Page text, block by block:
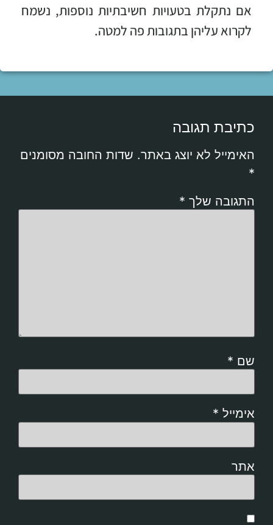
אם נתקלת בטעויות חשיבתיות נוספות, נשמח
לקרוא עליהן בתגובות פה למטה.
כתיבת תגובה
האימייל לא יוצג באתר. שדות החובה מסומנים
*
התגובה שלך *
שם *
אימייל *
אתר